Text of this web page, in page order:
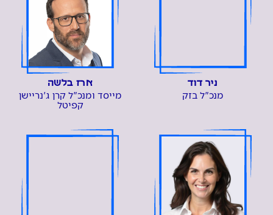
ניר דוד
מנכ"ל בזק
ארז בלשה
מייסד ומנכ"ל קרן ג'נריישן
קפיטל